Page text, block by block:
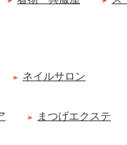
ネイルサロン
まつげエクステ